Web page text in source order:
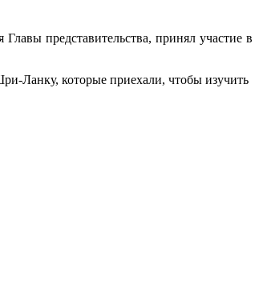
представительства, принял участие в
Ланку, которые приехали, чтобы изучить